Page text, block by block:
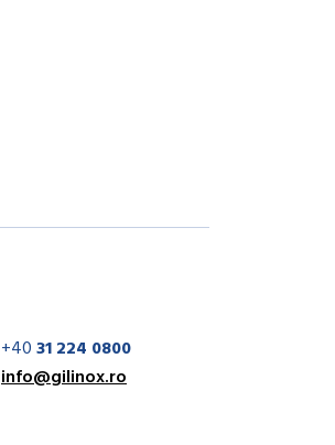
+4031 224 0800
info@gilinox.ro